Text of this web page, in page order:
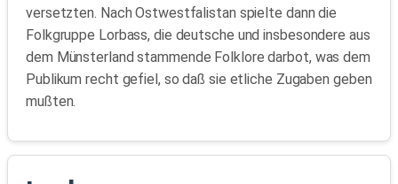
versetzten. Nach Ostwestfalistan spielte dann die
Folkgruppe Lorbass, die deutsche und insbesondere aus
dem Münsterland stammende Folklore darbot, was dem
Publikum recht gefiel, so daß sie etliche Zugaben geben
mußten.